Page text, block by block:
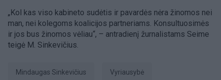
„Kol kas viso kabineto sudėtis ir pavardės nėra žinomos nei
man, nei kolegoms koalicijos partneriams. Konsultuosimės
ir jos bus žinomos vėliau“, – antradienį žurnalistams Seime
teigė M. Sinkevičius.
Mindaugas Sinkevičius Vyriausybė